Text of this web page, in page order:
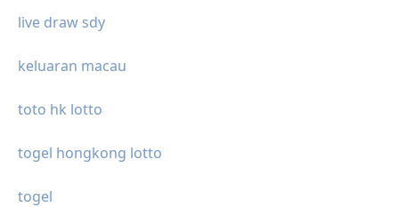
live draw sdy
keluaran macau
toto hk lotto
togel hongkong lotto
togel